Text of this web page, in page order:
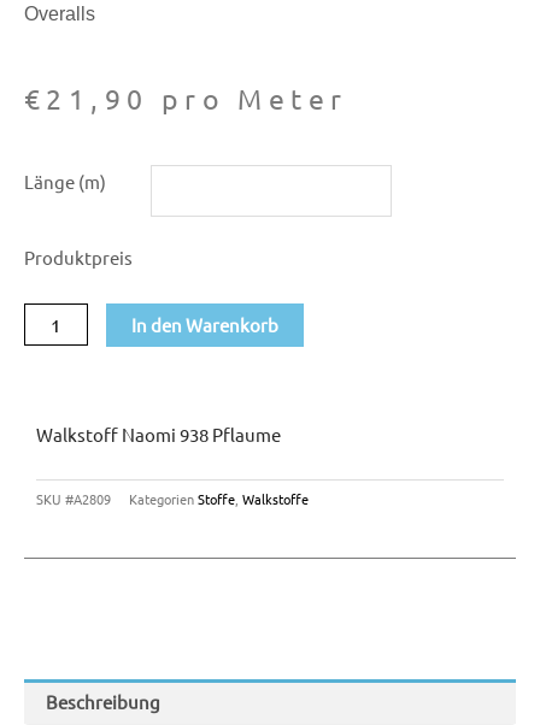
Overalls
€ 21,90 pro Meter
Länge (m)
Produktpreis
Naomi
pflaume
Menge
In den Warenkorb
Walkstoff Naomi 938 Pflaume
SKU #A2809 KategorienStoffe Walkstoffe
Beschreibung